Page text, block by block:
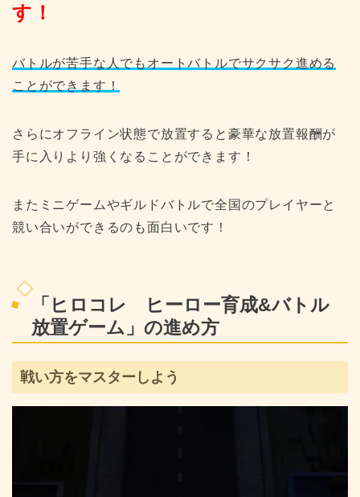
す！
バトルが苦手な人でもオートバトルでサクサク進める
ことができます！
さらにオフライン状態で放置すると豪華な放置報酬が
手に入りより強くなることができます！
またミニゲームやギルドバトルで全国のプレイヤーと
競い合いができるのも面白いです！
「ヒロコレ ヒーロー育成&バトル
放置ゲーム」の進め方
戦い方をマスターしよう